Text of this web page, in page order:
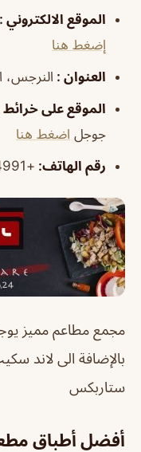
الموقع الالكتروني :
إضغط هنا
العنوان : النرجس،
الموقع على
جوجل اضغط هنا
رقم الهاتف: +966541304991
مجمع مطاعم مميز
بالإضافة الى لاند
ستاربكس
أفضل أطباق